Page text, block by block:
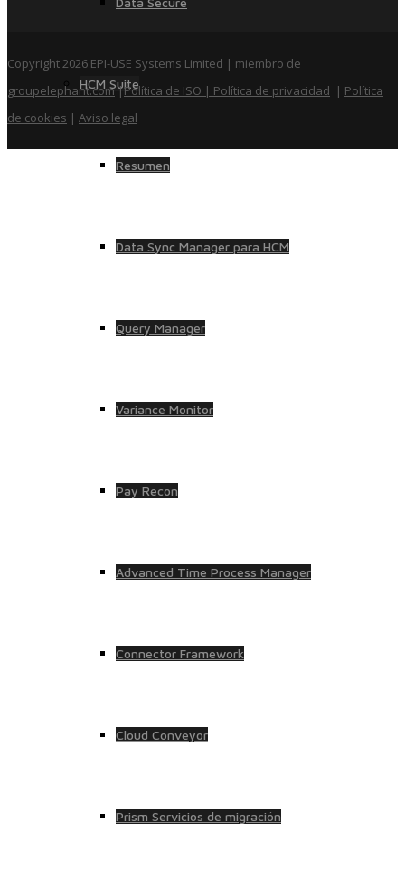
HCM Suite
Resumen
Data Sync Manager para HCM
Query Manager
Variance Monitor
Pay Recon
Advanced Time Process Manager
Connector Framework
Cloud Conveyor
Prism Servicios de migración
Copyright 2026 EPI-USE Systems Limited | miembro de
groupelephant.com|Política de ISO | Política de privacidad | Política
de cookies | Aviso legal